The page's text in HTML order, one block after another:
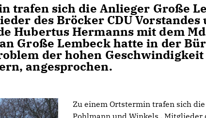
trafen sich die Anlieger Große
des Bröcker CDU Vorstandes
Hubertus Hermanns mit dem
Große Lembeck hatte in der
der hohen
angesprochen.
Zu einem Ortstermin trafen sich
Pohlmann und Winkels , Mitglieder